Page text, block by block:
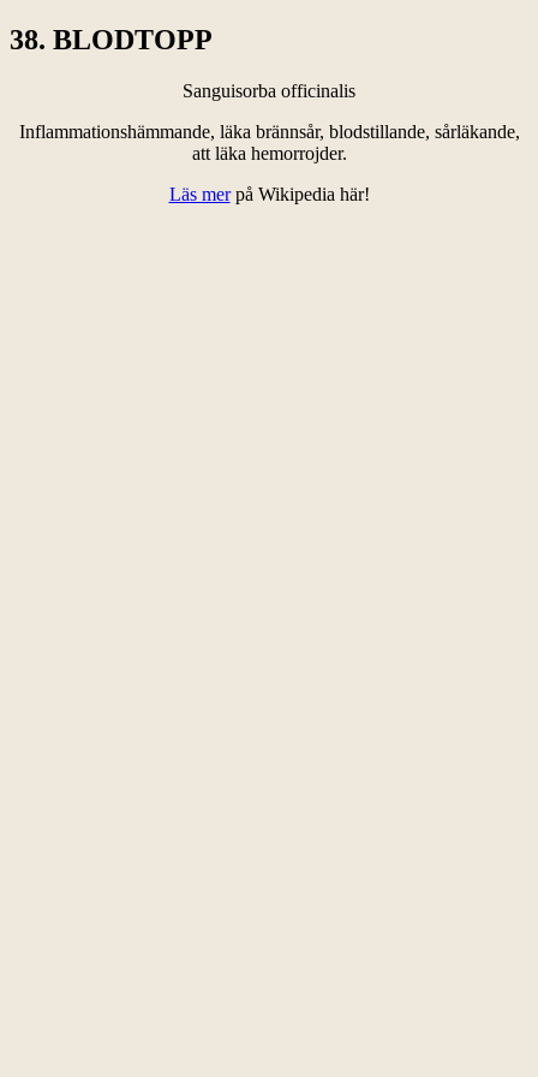
38. BLODTOPP
Sanguisorba officinalis
Inflammationshämmande, läka brännsår, blodstillande, sårläkande,
att läka hemorrojder.
Läs merpå Wikipedia här!